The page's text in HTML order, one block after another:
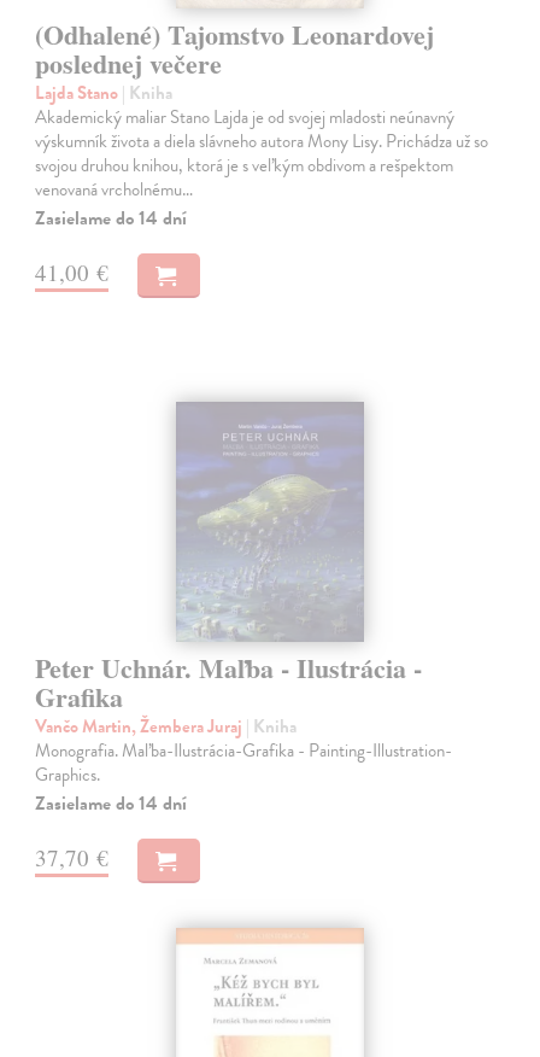
(Odhalené) Tajomstvo Leonardovej
poslednej večere
Lajda Stano| Kniha
Akademický maliar Stano Lajda je od svojej mladosti neúnavný
výskumník života a diela slávneho autora Mony Lisy. Prichádza už so
svojou druhou knihou, ktorá je s veľkým obdivom a rešpektom
venovaná vrcholnému…
Zasielame do 14 dní
41,00 €
Peter Uchnár. Maľba - Ilustrácia -
Grafika
Vančo Martin, Žembera Juraj | Kniha
Monografia. Maľba-Ilustrácia-Grafika - Painting-Illustration-
Graphics.
Zasielame do 14 dní
37,70 €